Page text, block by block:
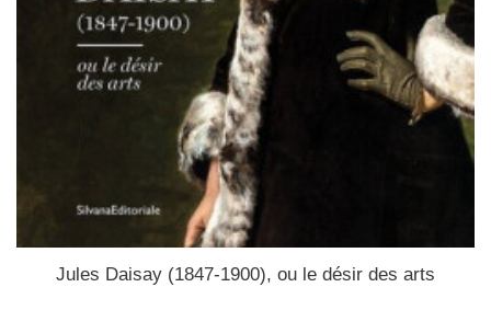
Jules Daisay (1847-1900), ou le désir des arts